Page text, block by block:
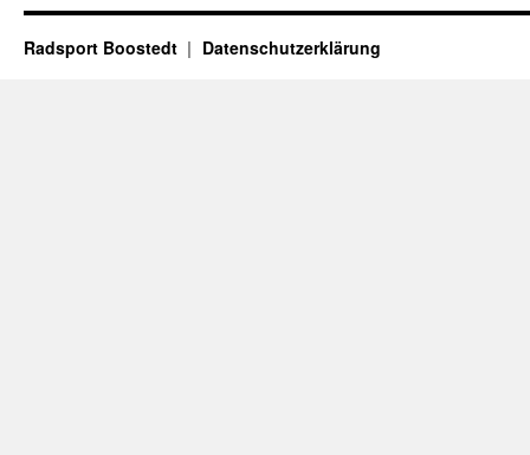
Radsport Boostedt Datenschutzerklärung